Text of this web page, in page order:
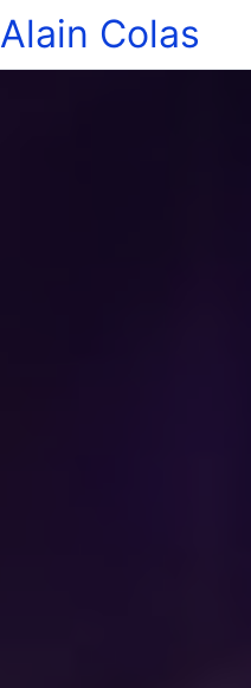
Alain Colas